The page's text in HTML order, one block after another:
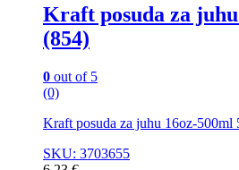
Kraft posuda za
(854)
0 out of 5
(0)
Kraft posuda za juhu 16oz-500ml
SKU: 3703655